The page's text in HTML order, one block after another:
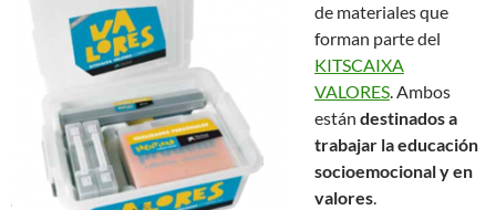
de materiales que
forman parte del
KITSCAIXA
VALORES. Ambos
están destinados a
trabajar la educación
socioemocional y en
valores.